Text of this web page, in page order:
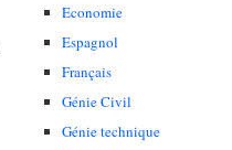
Economie
Espagnol
Français
Génie Civil
Génie technique